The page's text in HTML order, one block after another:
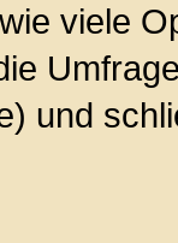
viele
und